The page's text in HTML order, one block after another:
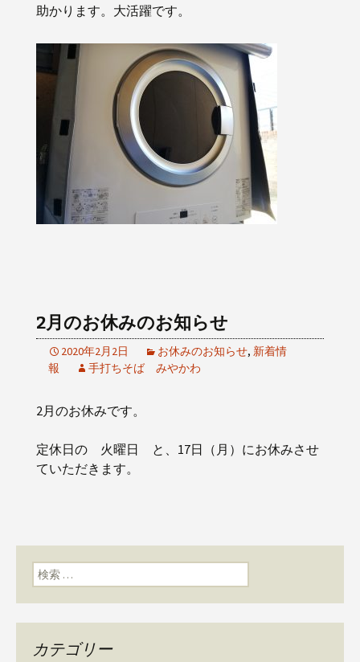
助かります。大活躍です。
2月のお休みのお知らせ
2020年2月2日 お休みのお知らせ, 新着情
報
手打ちそば みやかわ
2月のお休みです。
定休日の 火曜日 と、17日（月）にお休みさせ
ていただきます。
検索:
カテゴリー